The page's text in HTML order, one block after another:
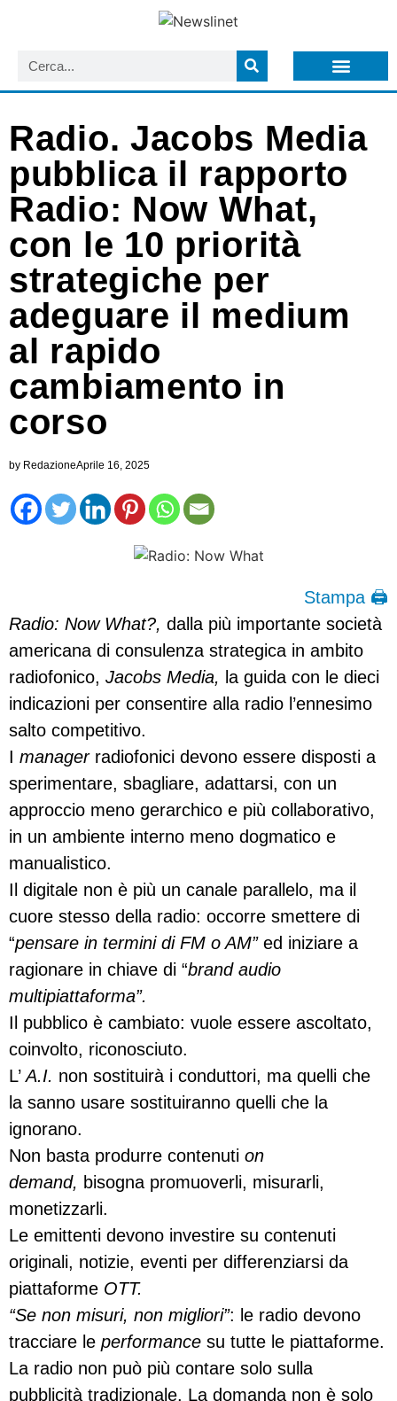
Radio. Jacobs Media
pubblica il rapporto
Radio: Now What,
con le 10 priorità
strategiche per
adeguare il medium
al rapido
cambiamento in
corso
by RedazioneAprile 16, 2025
Stampa 🖨
Radio: Now What?, dalla più importante società
americana di consulenza strategica in ambito
radiofonico, Jacobs Media, la guida con le dieci
indicazioni per consentire alla radio l’ennesimo
salto competitivo.
I managerradiofonici devono essere disposti a
sperimentare, sbagliare, adattarsi, con un
approccio meno gerarchico e più collaborativo,
in un ambiente interno meno dogmatico e
manualistico.
Il digitale non è più un canale parallelo, ma il
cuore stesso della radio: occorre smettere di
“pensare in termini di FM o AM”ed iniziare a
ragionare in chiave di “brand audio
multipiattaforma”.
Il pubblico è cambiato: vuole essere ascoltato,
coinvolto, riconosciuto.
L’A.I. non sostituirà i conduttori, ma quelli che
la sanno usare sostituiranno quelli che la
ignorano.
Non basta produrre contenuti on
demand, bisogna promuoverli, misurarli,
monetizzarli.
Le emittenti devono investire su contenuti
originali, notizie, eventi per differenziarsi da
piattaforme OTT.
“Se non misuri, non migliori”: le radio devono
tracciare le performance su tutte le piattaforme.
La radio non può più contare solo sulla
pubblicità tradizionale. La domanda non è solo